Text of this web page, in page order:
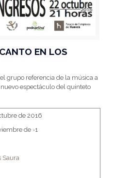
EN LOS
grupo referencia de la música a
espectáculo del quinteto
de 2016
de -1
Saura